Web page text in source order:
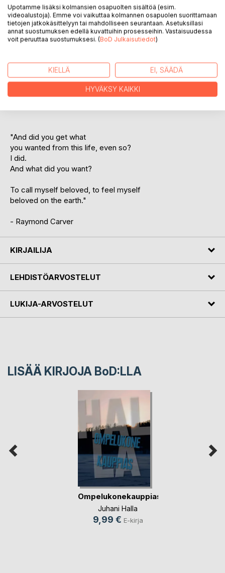
Kaikki muuttuu kun hän pääsee mukaan juttukeikalle.
Juorulehden toimittajat tahtovat tehdä jutun
iskelmälaulajasta. Tapahtumien kulku saa käänteen ja Leila
näkee edessään tilaisuuden muuttaa elämänsä kulun.
Tangolaulajan kuolema kertoo naisesta vailla rakkautta,
sekä loppunsa edellä menneitä muistelevasta
iskelmätähdestä.
"And did you get what
you wanted from this life, even so?
I did.
And what did you want?
To call myself beloved, to feel myself
beloved on the earth."
- Raymond Carver
KIRJAILIJA
LEHDISTÖARVOSTELUT
LUKIJA-ARVOSTELUT
LISÄÄ KIRJOJA BoD:LLA
Ompelukonekauppias
Juhani Halla
9,99 € E-kirja
Upotamme lisäksi kolmansien osapuolten sisältöä (esim.
videoalustoja). Emme voi vaikuttaa kolmannen osapuolen suorittamaan
tietojen jatkokäsittelyyn tai mahdolliseen seurantaan. Asetuksillasi
annat suostumuksen edellä kuvattuihin prosesseihin. Vastaisuudessa
voit peruuttaa suostumuksesi. (BoD Julkaisutiedot)
KIELLÄ EI, SÄÄDÄ
HYVÄKSY KAIKKI